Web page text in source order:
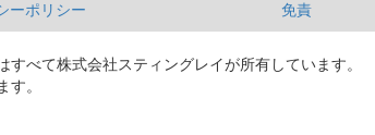
ーポリシー 免責
べて株式会社スティングレイが所有しています。
。